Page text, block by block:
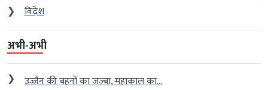
❯
विदेश
अभी-अभी
❯ उज्जैन की बहनों का जज्बा, महाकाल का...